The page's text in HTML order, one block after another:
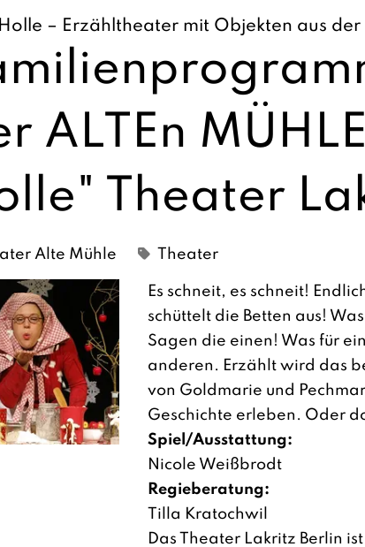
– Erzähltheater mit Objekten aus der
ALTEn
Theater
Alte Mühle Theater
Es schneit, es schneit!
schüttelt die Betten aus!
Sagen die einen! Was für
anderen. Erzählt wird das
von Goldmarie und
Geschichte erleben. Oder
Spiel/Ausstattung:
Nicole Weißbrodt
Regieberatung:
Tilla Kratochwil
Das Theater Lakritz Berlin